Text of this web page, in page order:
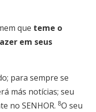
que teme o
em seus
para sempre se
más notícias; seu
no SENHOR. 8O seu